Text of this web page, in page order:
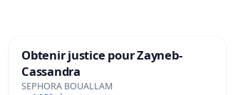
Obtenir justice pour Zayneb-
Cassandra
SEPHORA BOUALLAM